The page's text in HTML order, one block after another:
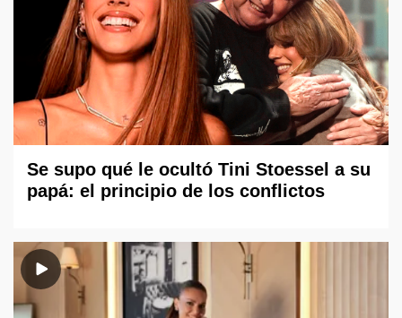
Se supo qué le ocultó Tini Stoessel a su
papá: el principio de los conflictos